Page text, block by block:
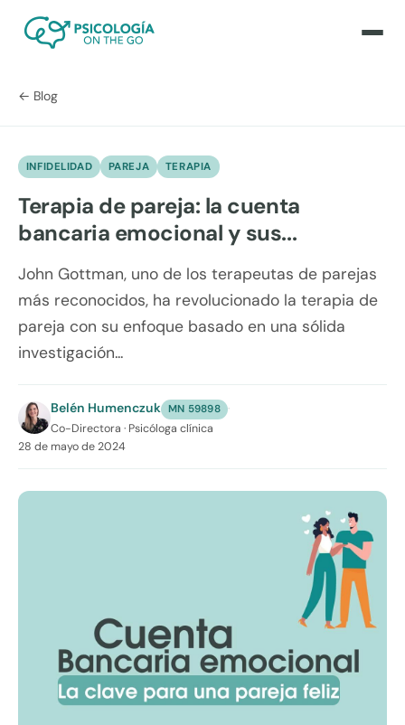
← Blog
INFIDELIDAD PAREJA TERAPIA
Terapia de pareja: la cuenta
bancaria emocional y sus...
John Gottman, uno de los terapeutas de parejas
más reconocidos, ha revolucionado la terapia de
pareja con su enfoque basado en una sólida
investigación...
Belén Humenczuk MN 59898 ·
Co-Directora · Psicóloga clínica
28 de mayo de 2024